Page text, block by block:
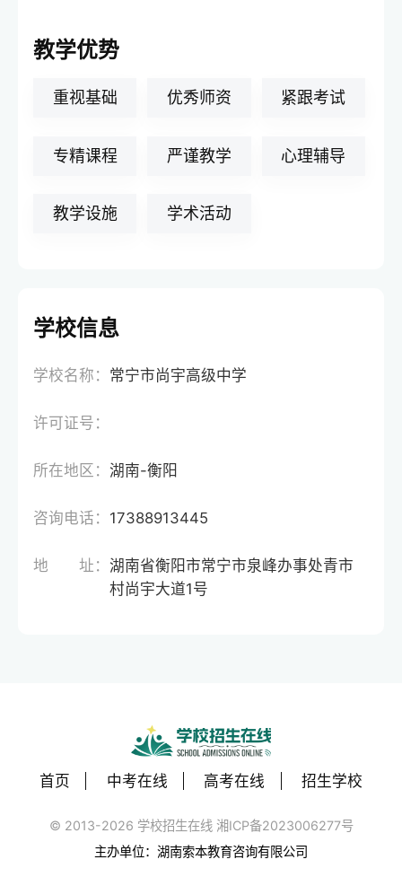
教学优势
重视基础 优秀师资 紧跟考试
专精课程 严谨教学 心理辅导
教学设施 学术活动
学校信息
学校名称： 常宁市尚宇高级中学
许可证号：
所在地区：湖南-衡阳
咨询电话： 17388913445
地 址：湖南省衡阳市常宁市泉峰办事处青市
村尚宇大道1号
首页 中考在线 高考在线 招生学校
© 2013-2026 学校招生在线 湘ICP备2023006277号
主办单位：湖南索本教育咨询有限公司